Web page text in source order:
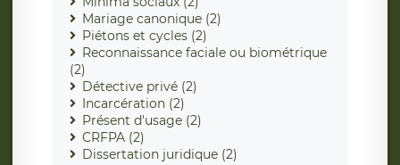
Mariage canonique (2)
Piétons et cycles (2)
Reconnaissance faciale ou biométrique
(2)
Détective privé (2)
Incarcération (2)
Présent d'usage (2)
CRFPA (2)
Dissertation juridique (2)